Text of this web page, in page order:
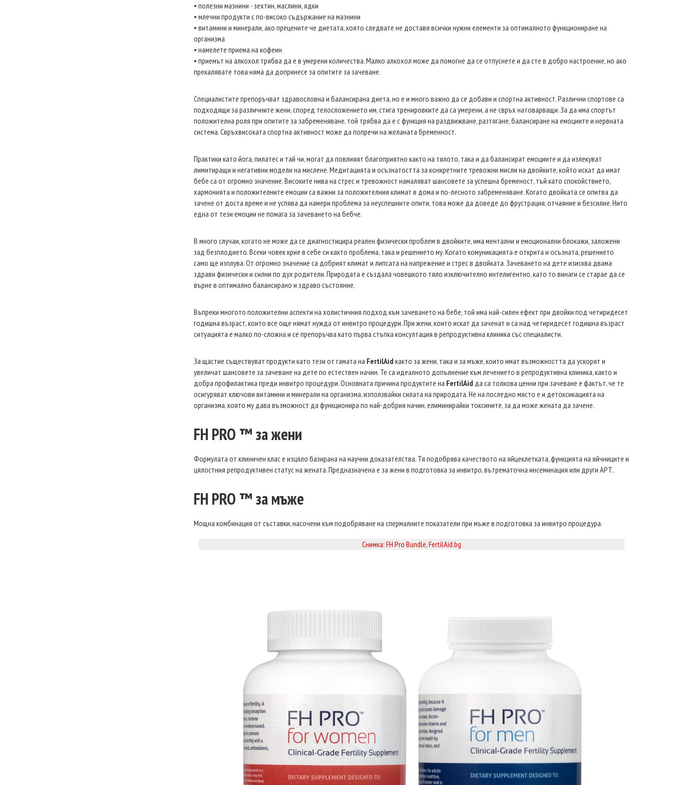
• полезни мазнини - зехтин, маслини, ядки
• млечни продукти с по-високо съдържание на мазнини
• витамини и минерали, ако прецените че диетата, която следвате не доставя всички нужни елементи за оптималното функциониране на
организма
• намелете приема на кофеин
• приемът на алкохол трябва да е в умерени количества. Малко алкохол може да помогне да се отпуснете и да сте в добро настроение, но ако
прекалявате това няма да допринесе за опитите за зачеване.
Специалистите препоръчват здравословна и балансирана диета, но е и много важно да се добави и спортна активност. Различни спортове са
подходящи за различните жени, според телосложението им, стига тренировките да са умерени, а не свръх натоварващи. За да има спортът
положителна роля при опитите за забременяване, той трябва да е с функция на раздвижване, разтягане, балансиране на емоциите и нервната
система. Свръхвисоката спортна активност може да попречи на желаната бременност.
Практики като йога, пилатес и тай чи, могат да повлияят благоприятно както на тялото, така и да балансират емоциите и да излекуват
лимитиращи и негативни модели на мислене. Медитацията и осъзнатостта за конкретните тревожни мисли на двойките, който искат да имат
бебе са от огромно значение. Високите нива на стрес и тревожност намаляват шансовете за успешна бременост, тъй като спокойствието,
хармонията и положителните емоции са важни за положителния климат в дома и по-лесното забременяване. Когато двойката се опитва да
зачене от доста време и не успява да намери проблема за неуспешните опити, това може да доведе до фрустрация, отчаяние и безсилие. Нито
една от тези емоции не помага за зачеването на бебче.
В много случаи, когато не може да се диагностицира реален физически проблем в двойките, има ментални и емоционални блокажи, заложени
зад безплодието. Всеки човек крие в себе си както проблема, така и решението му. Когато комуникацията е открита и осъзната, решението
само ще изплува. От огромно значение са добрият климат и липсата на напрежение и стрес в двойката. Зачеването на дете изисква двама
здрави физически и силни по дух родители. Природата е създала човешкото тяло изключително интелигентно, като то винаги се старае да се
върне в оптимално балансирано и здраво състояние.
Въпреки многото положителни аспекти на холистичния подход към зачеването на бебе, той има най-силен ефект при двойки под четиридесет
годишна възраст, които все още нямат нужда от инвитро процедури. При жени, които искат да заченат и са над четиридесет годишна възраст
ситуацията е малко по-сложна и се препоръчва като първа стъпка консултация в репродуктивна клиника със специалисти.
За щастие съществуват продукти като тези от гамата на FertilAid както за жени, така и за мъже, които имат възможността да ускорят и
увеличат шансовете за зачеване на дете по естествен начин. Те са идеалното допълнение към лечението в репродуктивна клиника, както и
добра профилактика преди инвитро процедури. Основната причина продуктите на FertilAid да са толкова ценни при зачеване е фактът, че те
осигуряват ключови витамини и минерали на организма, използвайки силата на природата. Не на последно място е и детоксикацията на
организма, която му дава възможност да функционира по най-добрия начин, елиминирайки токсините, за да може жената да зачене.
FH PRO ™ за жени
Формулата от клиничен клас е изцяло базирана на научни доказателства. Тя подобрява качеството на яйцеклетката, функцията на яйчниците и
цялостния репродуктивен статус на жената. Предназначена е за жени в подготовка за инвитро, вътрематочна инсеминация или други АРТ.
FH PRO ™ за мъже
Мощна комбинация от съставки, насочени към подобряване на спермалните показатели при мъже в подготовка за инвитро процедура.
Снимка: FH Pro Bundle, FertilAid.bg